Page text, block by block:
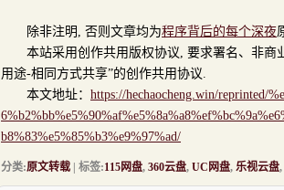
除非注明, 否则文章均为程序背后的每个深夜
本站采用创作共用版权协议, 要求署名、非商
用途-相同方式共享”的创作共用协议.
本文地址： https://hechaocheng.win/reprinted/
b8%83%e5%85%b3%e9%97%ad/
分类:原文转载 | 标签:115网盘, 360云盘, UC网盘, 乐视云盘,